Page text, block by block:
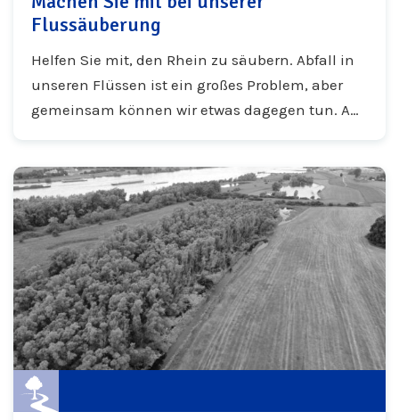
Flussäuberung
Helfen Sie mit, den Rhein zu säubern. Abfall in
unseren Flüssen ist ein großes Problem, aber
gemeinsam können wir etwas dagegen tun. Am